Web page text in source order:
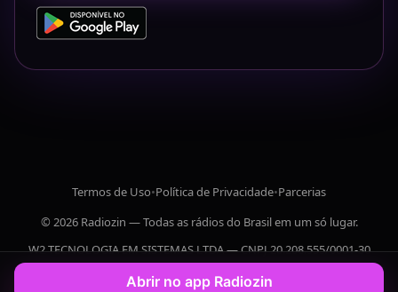
Termos de Uso•Política de Privacidade•Parcerias
© 2026 Radiozin — Todas as rádios do Brasil em um só lugar.
W2 TECNOLOGIA EM SISTEMAS LTDA — CNPJ 20.208.555/0001-30
Abrir no app Radiozin